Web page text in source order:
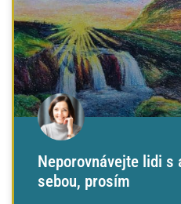
Neporovnávejte lidi s
sebou, prosím